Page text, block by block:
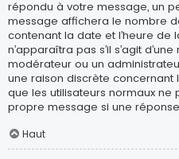
répondu à votre message, un
message affichera le nombre
contenant la date et l’heure de
n’apparaîtra pas s’il s’agit
modérateur ou un
une raison discrète concernant
que les utilisateurs normaux
propre message si une
Haut